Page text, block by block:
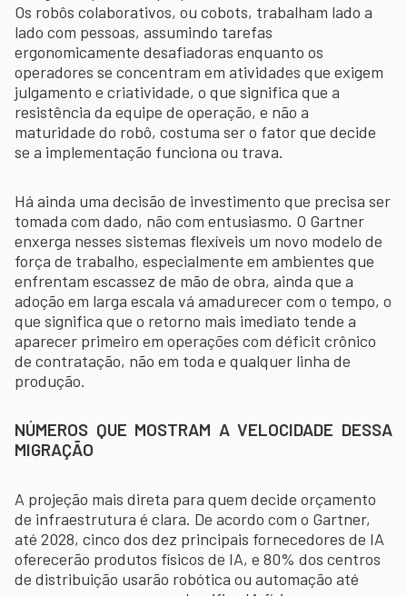
Os robôs colaborativos, ou cobots, trabalham lado a
lado com pessoas, assumindo tarefas
ergonomicamente desafiadoras enquanto os
operadores se concentram em atividades que exigem
julgamento e criatividade, o que significa que a
resistência da equipe de operação, e não a
maturidade do robô, costuma ser o fator que decide
se a implementação funciona ou trava.
Há ainda uma decisão de investimento que precisa ser
tomada com dado, não com entusiasmo. O Gartner
enxerga nesses sistemas flexíveis um novo modelo de
força de trabalho, especialmente em ambientes que
enfrentam escassez de mão de obra, ainda que a
adoção em larga escala vá amadurecer com o tempo, o
que significa que o retorno mais imediato tende a
aparecer primeiro em operações com déficit crônico
de contratação, não em toda e qualquer linha de
produção.
NÚMEROS QUE MOSTRAM A VELOCIDADE DESSA
MIGRAÇÃO
A projeção mais direta para quem decide orçamento
de infraestrutura é clara. De acordo com o Gartner,
até 2028, cinco dos dez principais fornecedores de IA
oferecerão produtos físicos de IA, e 80% dos centros
de distribuição usarão robótica ou automação até